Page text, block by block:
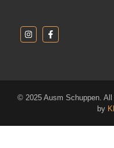
© 2025 Ausm Schuppen.
by